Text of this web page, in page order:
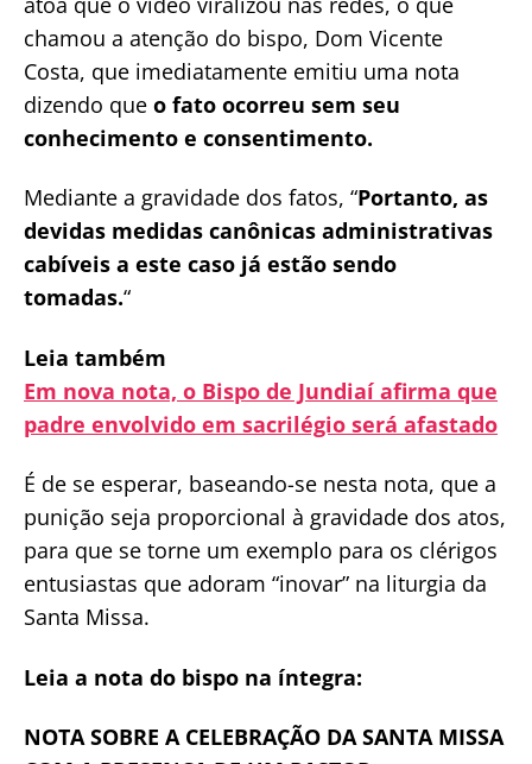
chamou a atenção do bispo, Dom Vicente
Costa, que imediatamente emitiu uma nota
dizendo que o fato ocorreu sem seu
conhecimento e consentimento.
Mediante a gravidade dos fatos, “Portanto, as
devidas medidas canônicas administrativas
cabíveis a este caso já estão sendo
tomadas.“
Leia também
Em nova nota, o Bispo de Jundiaí afirma que
padre envolvido em sacrilégio será afastado
É de se esperar, baseando-se nesta nota, que a
punição seja proporcional à gravidade dos atos,
para que se torne um exemplo para os clérigos
entusiastas que adoram “inovar” na liturgia da
Santa Missa.
Leia a nota do bispo na íntegra:
NOTA SOBRE A CELEBRAÇÃO DA SANTA MISSA